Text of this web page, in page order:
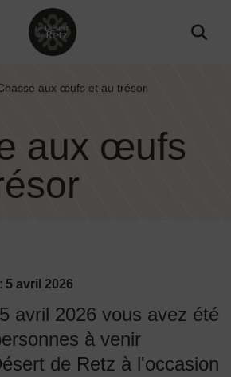
Retour à l'accueil
aux œufs et au trésor
aux œufs
: 5 avril 2026
avril 2026 vous avez été
à venir
de Retz à l'occasion